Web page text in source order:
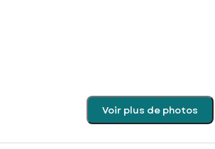
Voir plus de photos